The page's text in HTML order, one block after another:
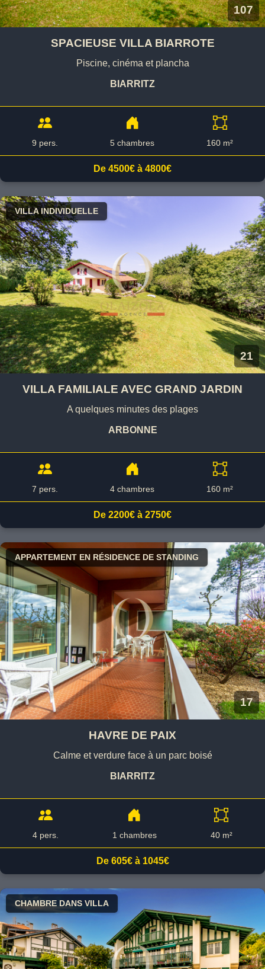
107
SPACIEUSE VILLA BIARROTE
Piscine, cinéma et plancha
BIARRITZ
9 pers. 5 chambres 160 m²
De 4500€ à 4800€
VILLA INDIVIDUELLE
21
VILLA FAMILIALE AVEC GRAND JARDIN
A quelques minutes des plages
ARBONNE
7 pers. 4 chambres 160 m²
De 2200€ à 2750€
APPARTEMENT EN RÉSIDENCE DE STANDING
17
HAVRE DE PAIX
Calme et verdure face à un parc boisé
BIARRITZ
4 pers. 1 chambres 40 m²
De 605€ à 1045€
CHAMBRE DANS VILLA